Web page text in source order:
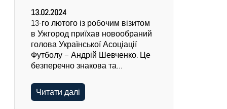
13.02.2024
13-го лютого із робочим візитом
в Ужгород приїхав новообраний
голова Української Асоціації
Футболу – Андрій Шевченко. Це
безперечно знакова та…
Читати далі